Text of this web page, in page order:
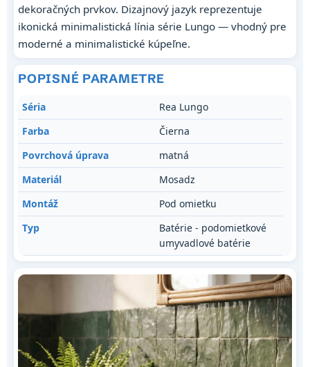
dekoračných prvkov. Dizajnový jazyk reprezentuje
ikonická minimalistická línia série Lungo — vhodný pre
moderné a minimalistické kúpeľne.
POPISNÉ PARAMETRE
Séria
Rea Lungo
Farba
Čierna
Povrchová úprava
matná
Materiál
Mosadz
Montáž
Pod omietku
Typ
Batérie - podomietkové
umyvadlové batérie